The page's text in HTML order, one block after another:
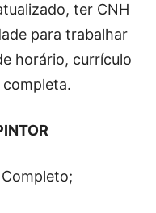
ter CNH
para trabalhar
horário, currículo